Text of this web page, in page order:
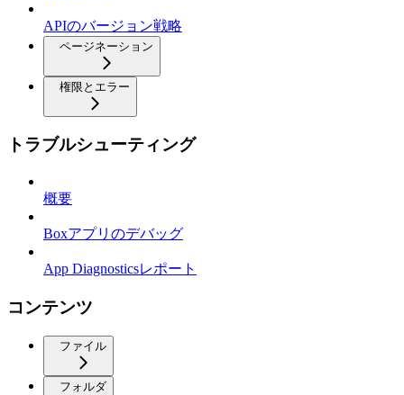
APIのバージョン戦略
ページネーション
権限とエラー
トラブルシューティング
概要
Boxアプリのデバッグ
App Diagnosticsレポート
コンテンツ
ファイル
フォルダ